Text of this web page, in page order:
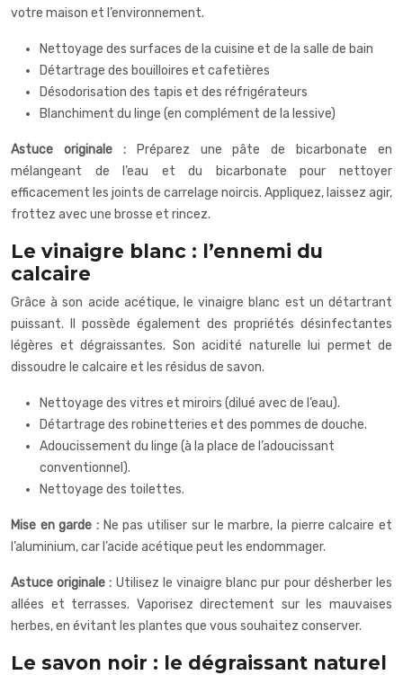
votre maison et l’environnement.
Nettoyage des surfaces de la cuisine et de la salle de bain
Détartrage des bouilloires et cafetières
Désodorisation des tapis et des réfrigérateurs
Blanchiment du linge (en complément de la lessive)
Astuce originale :
Préparez une pâte de bicarbonate en
mélangeant de l’eau et du bicarbonate pour nettoyer
efficacement les joints de carrelage noircis. Appliquez, laissez agir,
frottez avec une brosse et rincez.
Le vinaigre blanc : l’ennemi du
calcaire
Grâce à son acide acétique, le vinaigre blanc est un détartrant
puissant. Il possède également des propriétés désinfectantes
légères et dégraissantes. Son acidité naturelle lui permet de
dissoudre le calcaire et les résidus de savon.
Nettoyage des vitres et miroirs (dilué avec de l’eau).
Détartrage des robinetteries et des pommes de douche.
Adoucissement du linge (à la place de l’adoucissant
conventionnel).
Nettoyage des toilettes.
Mise en garde : Ne pas utiliser sur le marbre, la pierre calcaire et
l’aluminium, car l’acide acétique peut les endommager.
Astuce originale : Utilisez le vinaigre blanc pur pour désherber les
allées et terrasses. Vaporisez directement sur les mauvaises
herbes, en évitant les plantes que vous souhaitez conserver.
Le savon noir : le dégraissant naturel